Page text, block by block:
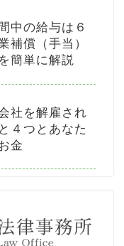
中の給与は６
補償（手当）
簡単に解説
社を解雇され
４つとあなた
金